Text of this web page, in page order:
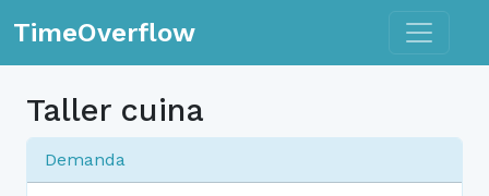
TimeOverflow Toggle
Taller cuina
Demanda